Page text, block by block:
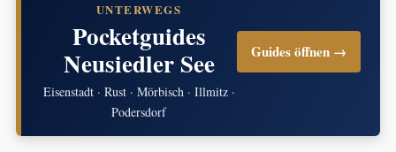
UNTERWEGS
Pocketguides
Neusiedler See
Eisenstadt · Rust · Mörbisch · Illmitz ·
Podersdorf
Guides öffnen →